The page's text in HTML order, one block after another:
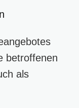
betroffenen
als